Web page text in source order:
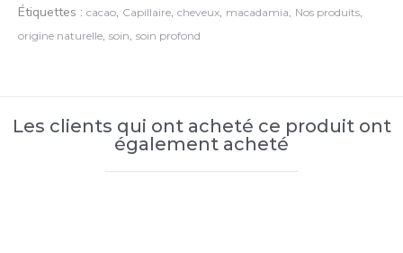
Étiquettes : cacao, Capillaire, cheveux, macadamia, Nos produits,
origine naturelle, soin, soin profond
Les clients qui ont acheté ce produit ont
également acheté